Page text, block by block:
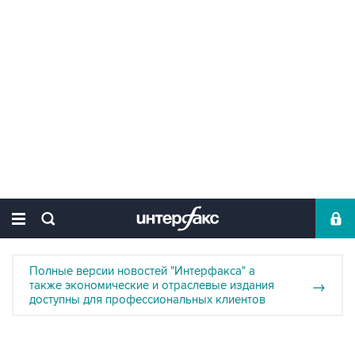
Полные версии новостей "Интерфакса" а
также экономические и отраслевые издания
доступны для профессиональных клиентов
→